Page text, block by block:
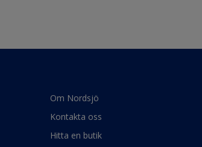
Om Nordsjö
Kontakta oss
Hitta en butik